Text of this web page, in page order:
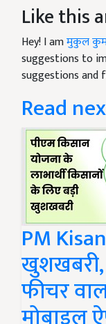
Like this
Hey! I amमुकुल
suggestions to
suggestions and
Read
PM
फीचर